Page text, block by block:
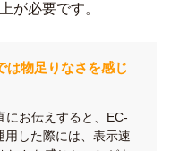
が必要です。
は物足りなさを感じ
にお伝えすると、EC-
用した際には、表示速